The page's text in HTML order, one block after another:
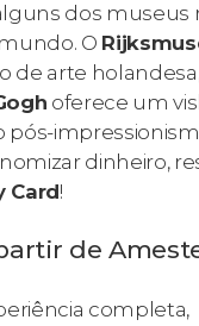
dos museus
O
de arte
oferece um
dinheiro,
Card!
de
completa,